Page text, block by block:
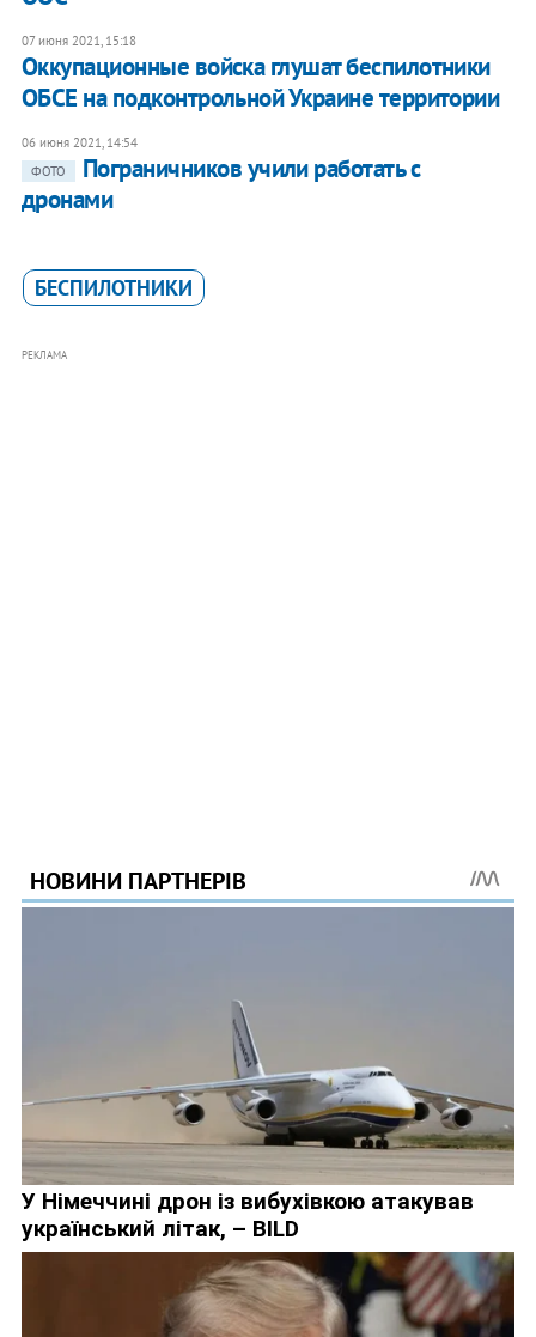
07 июня 2021, 15:18
Оккупационные войска глушат беспилотники
ОБСЕ на подконтрольной Украине территории
06 июня 2021, 14:54
ФОТО
Пограничников учили работать с
дронами
БЕСПИЛОТНИКИ
РЕКЛАМА